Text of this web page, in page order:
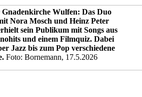
Wulfen: Das Duo
Nora Mosch und Heinz Peter
sein Publikum mit Songs aus
und einem Filmquiz. Dabei
Jazz bis zum Pop verschiedene
Foto: Bornemann, 17.5.2026